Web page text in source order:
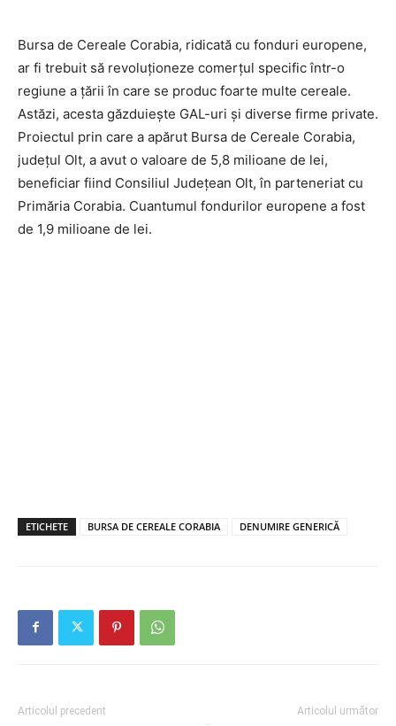
Bursa de Cereale Corabia, ridicată cu fonduri europene,
ar fi trebuit să revoluționeze comerțul specific într-o
regiune a țării în care se produc foarte multe cereale.
Astăzi, acesta găzduiește GAL-uri și diverse firme private.
Proiectul prin care a apărut Bursa de Cereale Corabia,
județul Olt, a avut o valoare de 5,8 milioane de lei,
beneficiar fiind Consiliul Județean Olt, în parteneriat cu
Primăria Corabia. Cuantumul fondurilor europene a fost
de 1,9 milioane de lei.
ETICHETE BURSA DE CEREALE CORABIA DENUMIRE GENERICĂ
Articolul precedent Articolul următor